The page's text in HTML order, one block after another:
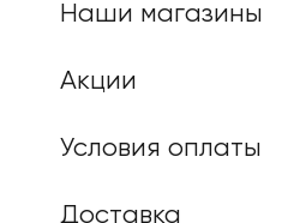
Наши магазины
Акции
Условия оплаты
Доставка